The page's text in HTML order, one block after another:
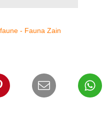
- Fauna Zain